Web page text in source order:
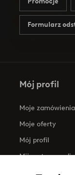
Formularz
Mój profil
Moje zamówienia
Moje oferty
Mój profil
Mijn